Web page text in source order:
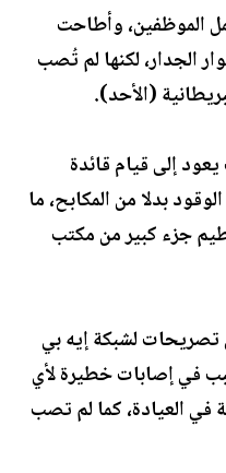
الموظفين، وأطاحت
الجدار، لكنها لم تُصب
(الأحد).
إلى قيام قائدة
بدلا من المكابح، ما
جزء كبير من مكتب
تصريحات لشبكة إيه بي
في إصابات خطيرة لأي
في العيادة، كما لم تصب